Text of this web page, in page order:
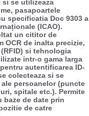
si se utilizeaza
pasapoartele
specificatia Doc 9303 a
(ICAO).
un cititor de
OCR de inalta precizie,
si tehnologia
intr-o gama larga
autentificarea ID-
colecteaza si se
persoanelor (puncte
spitale etc.). Permite
baze de date prin
de catre